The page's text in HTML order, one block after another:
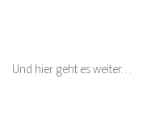
Und hier geht es weiter…